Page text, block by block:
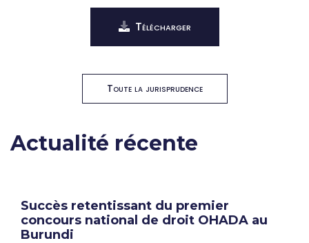
Télécharger
Toute la jurisprudence
Actualité récente
Succès retentissant du premier
concours national de droit OHADA au
Burundi